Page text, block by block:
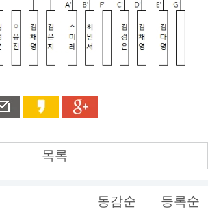
목록
동감순 등록순